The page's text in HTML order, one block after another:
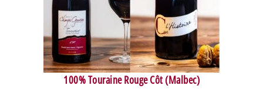
100% Touraine Rouge Côt (Malbec)